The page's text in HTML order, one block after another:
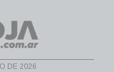
de 2026